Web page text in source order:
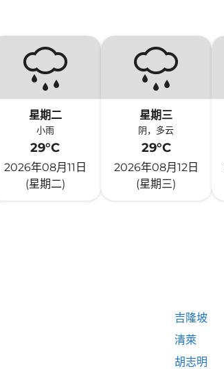
星期二
小雨
29°C
2026年08月11日
(星期二)
星期三
阴，多云
29°C
2026年08月12日
(星期三)
吉隆坡
清萊
胡志明